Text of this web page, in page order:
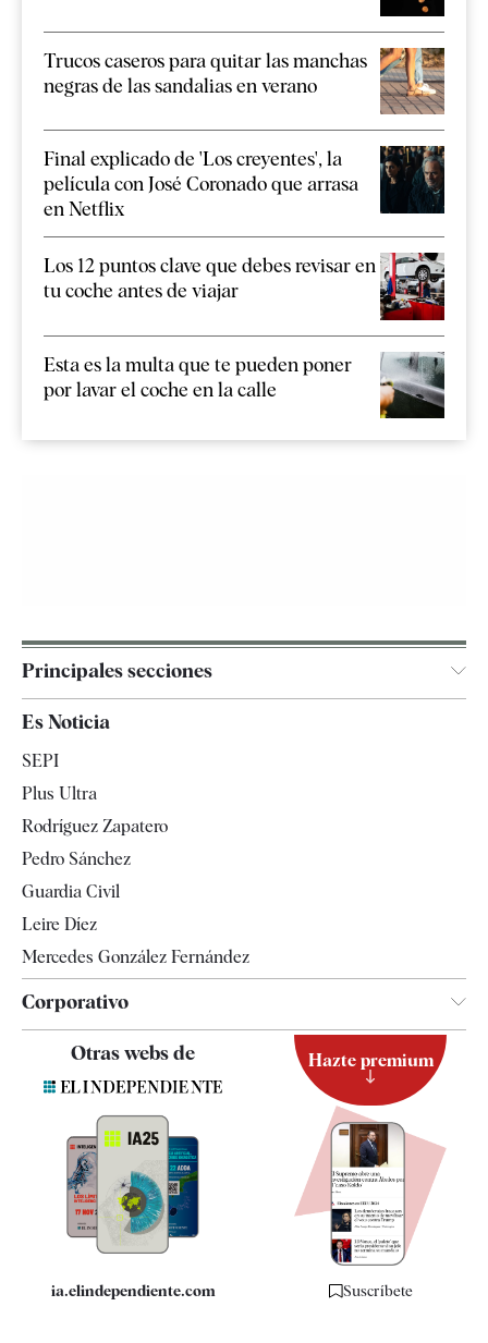
Trucos caseros para quitar las manchas
negras de las sandalias en verano
Final explicado de 'Los creyentes', la
película con José Coronado que arrasa
en Netflix
Los 12 puntos clave que debes revisar en
tu coche antes de viajar
Esta es la multa que te pueden poner
por lavar el coche en la calle
Principales secciones
España
Televisión
Es Noticia
SEPI
Plus Ultra
Rodríguez Zapatero
Pedro Sánchez
Guardia Civil
Leire Díez
Mercedes González Fernández
Corporativo
Contacto
Quiénes somos
Especificaciones
Otras webs de
ia.elindependiente.com
Hazte premium
Suscríbete